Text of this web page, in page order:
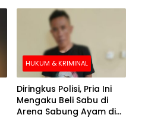
HUKUM & KRIMINAL
Diringkus Polisi, Pria Ini
Mengaku Beli Sabu di
Arena Sabung Ayam di